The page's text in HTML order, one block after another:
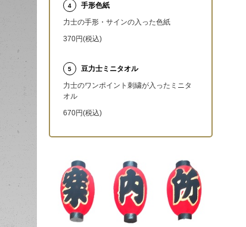
4
手形色紙
力士の手形・サインの入った色紙
370円(税込)
5
豆力士ミニタオル
力士のワンポイント刺繍が入ったミニタ
オル
670円(税込)